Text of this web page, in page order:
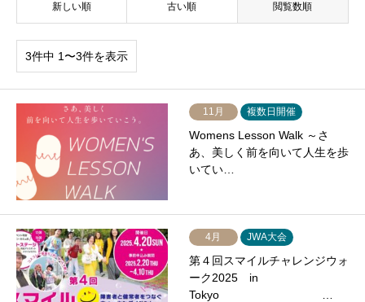
新しい順 古い順 閲覧数順
3件中 1〜3件を表示
11月 複数日開催
Womens Lesson Walk ～さ
あ、美しく前を向いて人生を歩
いてい…
4月 JWA大会
第４回スマイルチャレンジウォ
ーク2025 in
Tokyo …